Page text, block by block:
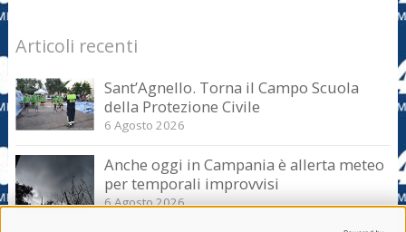
Articoli recenti
Sant’Agnello. Torna il Campo Scuola
della Protezione Civile
6 Agosto 2026
Anche oggi in Campania è allerta meteo
per temporali improvvisi
6 Agosto 2026